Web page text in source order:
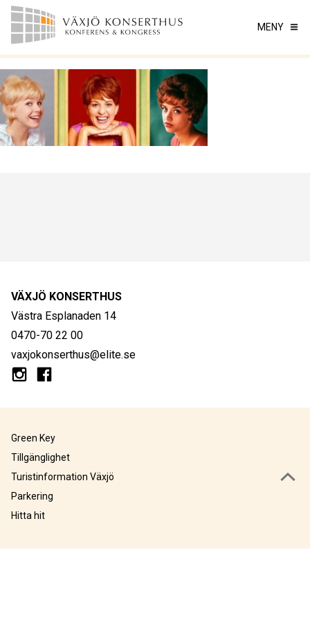
MENY
VÄXJÖ KONSERTHUS
Västra Esplanaden 14
0470-70 22 00
vaxjokonserthus@elite.se
Green Key
Tillgänglighet
Turistinformation Växjö
Parkering
Hitta hit